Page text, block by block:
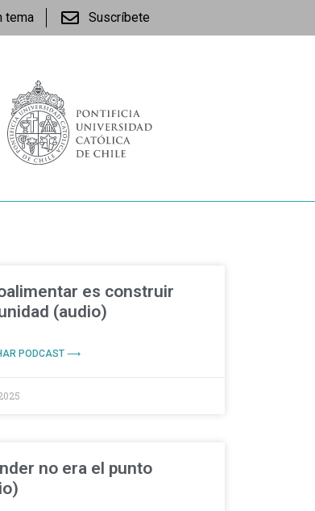
tema Suscríbete
es construir
(audio)
PODCAST ⟶
no era el punto